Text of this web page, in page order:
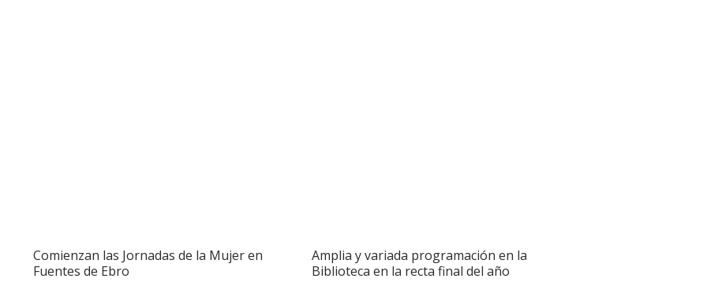
Comienzan las Jornadas de la Mujer en
Fuentes de Ebro
Amplia y variada programación en la
Biblioteca en la recta final del año